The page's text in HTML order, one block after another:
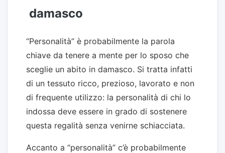
damasco
“Personalità” è probabilmente la parola
chiave da tenere a mente per lo sposo che
sceglie un abito in damasco. Si tratta infatti
di un tessuto ricco, prezioso, lavorato e non
di frequente utilizzo: la personalità di chi lo
indossa deve essere in grado di sostenere
questa regalità senza venirne schiacciata.
Accanto a “personalità” c’è probabilmente